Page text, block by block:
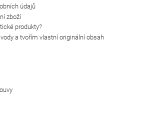
údajů
zboží
produkty?
a tvořím vlastní originální obsah